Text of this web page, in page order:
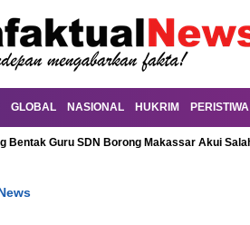
GLOBAL NASIONAL HUKRIM PERISTIWA
Bentak Guru SDN Borong Makassar Akui